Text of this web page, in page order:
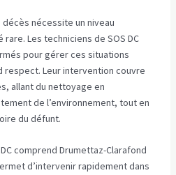
nécessite un niveau
Les techniciens de SOS DC
pour gérer ces situations
respect. Leur intervention couvre
allant du nettoyage en
de l’environnement, tout en
du défunt.
comprend Drumettaz-Clarafond
d’intervenir rapidement dans